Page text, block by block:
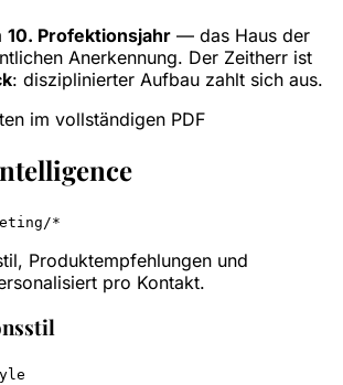
10. Profektionsjahr — das Haus der
Anerkennung. Der Zeitherr ist
: disziplinierter Aufbau zahlt sich aus.
im vollständigen PDF
*
Produktempfehlungen und
pro Kontakt.